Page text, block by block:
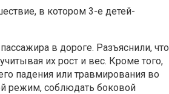
в котором 3-е детей-
в дороге. Разъяснили, что
учитывая их рост и вес. Кроме того,
падения или травмирования во
режим, соблюдать боковой